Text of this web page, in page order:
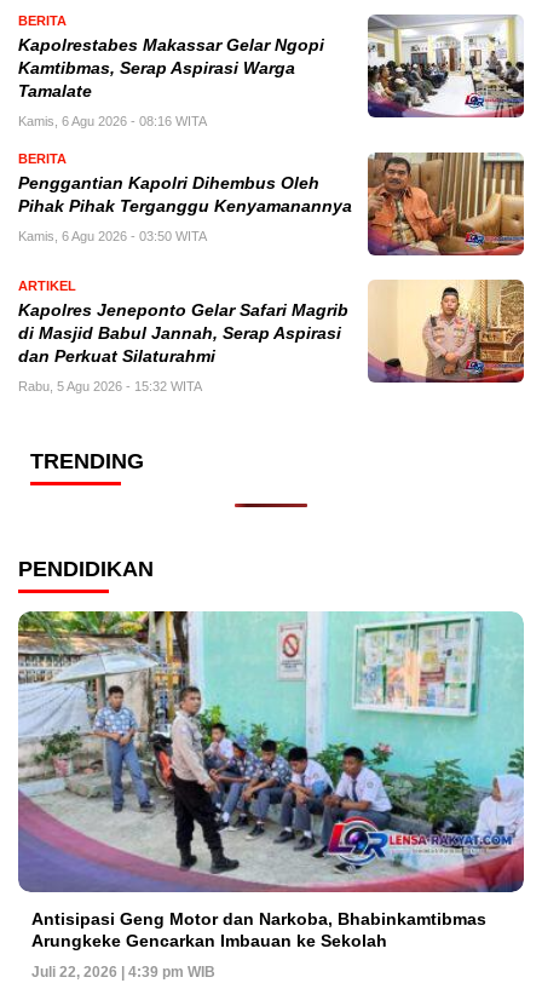
BERITA
Kapolrestabes Makassar Gelar Ngopi
Kamtibmas, Serap Aspirasi Warga
Tamalate
Kamis, 6 Agu 2026 - 08:16 WITA
BERITA
Penggantian Kapolri Dihembus Oleh
Pihak Pihak Terganggu Kenyamanannya
Kamis, 6 Agu 2026 - 03:50 WITA
ARTIKEL
Kapolres Jeneponto Gelar Safari Magrib
di Masjid Babul Jannah, Serap Aspirasi
dan Perkuat Silaturahmi
Rabu, 5 Agu 2026 - 15:32 WITA
TRENDING
PENDIDIKAN
Antisipasi Geng Motor dan Narkoba, Bhabinkamtibmas
Arungkeke Gencarkan Imbauan ke Sekolah
Juli 22, 2026 | 4:39 pm WIB